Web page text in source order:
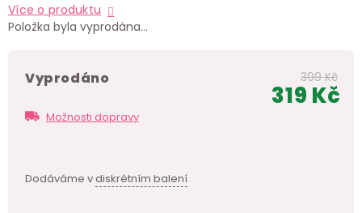
Více o produktu
Položka byla vyprodána…
Vyprodáno
Možnosti dopravy
Dodáváme vdiskrétním balení
399 Kč
319 Kč